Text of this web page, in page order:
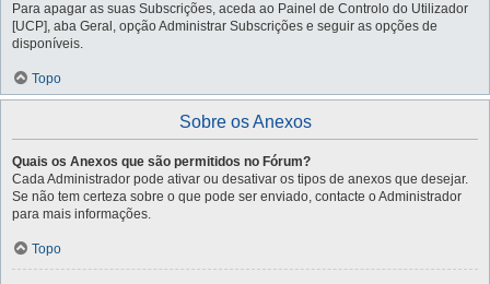
Para apagar as suas Subscrições, aceda ao Painel de Controlo do Utilizador
[UCP], aba Geral, opção Administrar Subscrições e seguir as opções de
disponíveis.
Topo
Sobre os Anexos
Quais os Anexos que são permitidos no Fórum?
Cada Administrador pode ativar ou desativar os tipos de anexos que desejar.
Se não tem certeza sobre o que pode ser enviado, contacte o Administrador
para mais informações.
Topo